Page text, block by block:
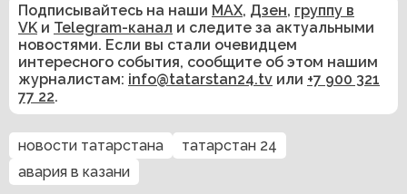
Подписывайтесь на наши MAX, Дзен, группу в
VK и Telegram-канал и следите за актуальными
новостями. Если вы стали очевидцем
интересного события, сообщите об этом нашим
журналистам: info@tatarstan24.tv или +7 900 321
77 22.
новости татарстана
татарстан 24
авария в казани